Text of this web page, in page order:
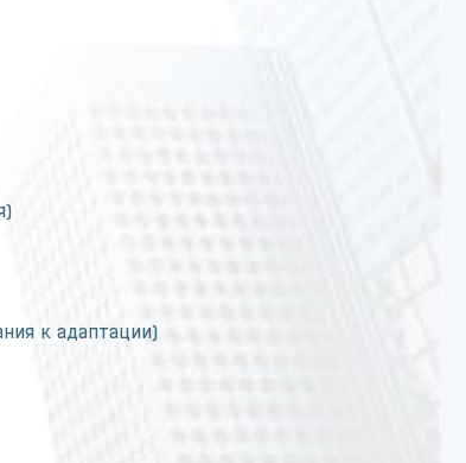
к адаптации)